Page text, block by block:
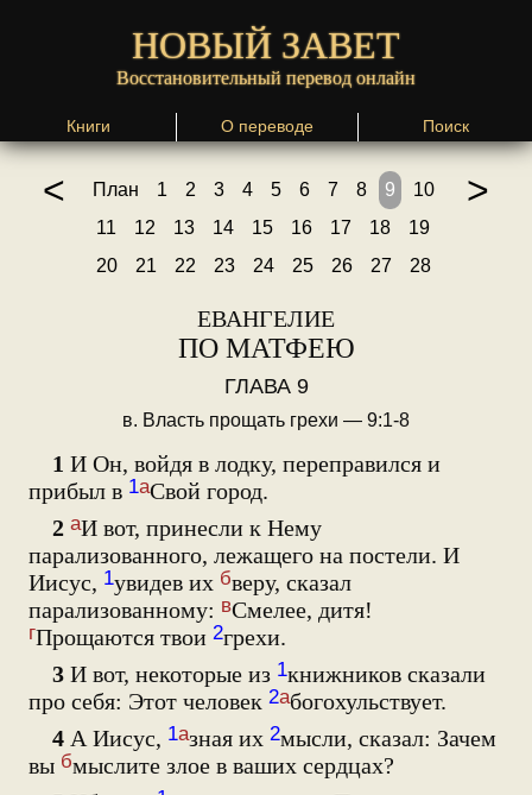
НОВЫЙ ЗАВЕТ
Восстановительный перевод онлайн
Книги О переводе Поиск
< План 1 2 3 4 5 6 7 8 9
10
11
12 13 14 15 16 17 18
19
20
21 22 23 24 25 26 27 28
>
ЕВАНГЕЛИЕ
ПО МАТФЕЮ
ГЛАВА 9
в. Власть прощать грехи — 9:1-8
1 И Он, войдя в лодку, переправился и
прибыл в 1аСвой город.
2 аИ вот, принесли к Нему
парализованного, лежащего на постели. И
Иисус, 1увидев их бверу, сказал
парализованному: вСмелее, дитя!
гПрощаются твои 2грехи.
3 И вот, некоторые из 1книжников сказали
про себя: Этот человек 2абогохульствует.
4 А Иисус, 1азная их 2мысли, сказал: Зачем
вы бмыслите злое в ваших сердцах?